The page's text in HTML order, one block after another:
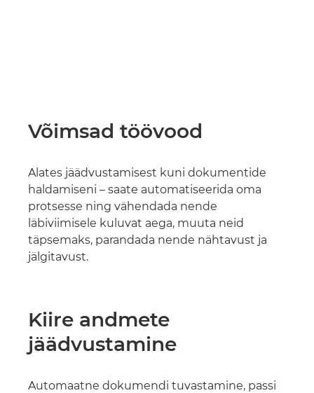
Võimsad töövood
Alates jäädvustamisest kuni dokumentide
haldamiseni – saate automatiseerida oma
protsesse ning vähendada nende
läbiviimisele kuluvat aega, muuta neid
täpsemaks, parandada nende nähtavust ja
jälgitavust.
Kiire andmete
jäädvustamine
Automaatne dokumendi tuvastamine, passi